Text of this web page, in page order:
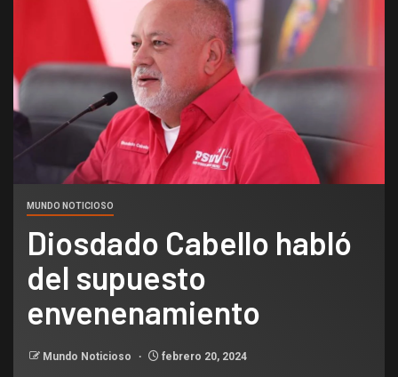
MUNDO NOTICIOSO
Diosdado Cabello habló
del supuesto
envenenamiento
Mundo Noticioso febrero 20, 2024